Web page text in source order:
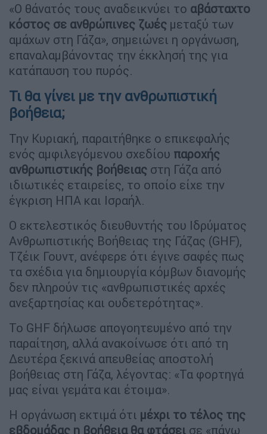
«Ο θάνατός τους αναδεικνύει το αβάσταχτο
κόστος σε ανθρώπινες ζωές μεταξύ των
αμάχων στη Γάζα», σημειώνει η οργάνωση,
επαναλαμβάνοντας την έκκλησή της για
κατάπαυση του πυρός.
Τι θα γίνει με την ανθρωπιστική
βοήθεια;
Την Κυριακή, παραιτήθηκε ο επικεφαλής
ενός αμφιλεγόμενου σχεδίου παροχής
ανθρωπιστικής βοήθειας στη Γάζα από
ιδιωτικές εταιρείες, το οποίο είχε την
έγκριση ΗΠΑ και Ισραήλ.
Ο εκτελεστικός διευθυντής του Ιδρύματος
Ανθρωπιστικής Βοήθειας της Γάζας (GHF),
Τζέικ Γουντ, ανέφερε ότι έγινε σαφές πως
τα σχέδια για δημιουργία κόμβων διανομής
δεν πληρούν τις «ανθρωπιστικές αρχές
ανεξαρτησίας και ουδετερότητας».
Το GHF δήλωσε απογοητευμένο από την
παραίτηση, αλλά ανακοίνωσε ότι από τη
Δευτέρα ξεκινά απευθείας αποστολή
βοήθειας στη Γάζα, λέγοντας: «Τα φορτηγά
μας είναι γεμάτα και έτοιμα».
Η οργάνωση εκτιμά ότι μέχρι το τέλος της
εβδομάδας η βοήθεια θα φτάσει σε «πάνω